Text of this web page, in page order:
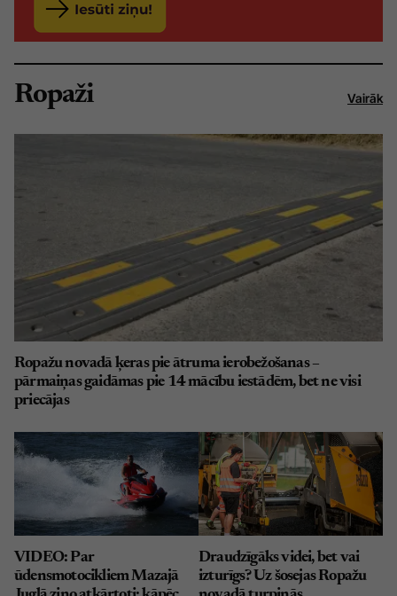
Ropaži Vairāk
Ropažu novadā ķeras pie ātruma ierobežošanas –
pārmaiņas gaidāmas pie 14 mācību iestādēm, bet ne visi
priecājas
VIDEO: Par
ūdensmotocikliem Mazajā
Draudzīgāks videi, bet vai
izturīgs? Uz šosejas Ropažu